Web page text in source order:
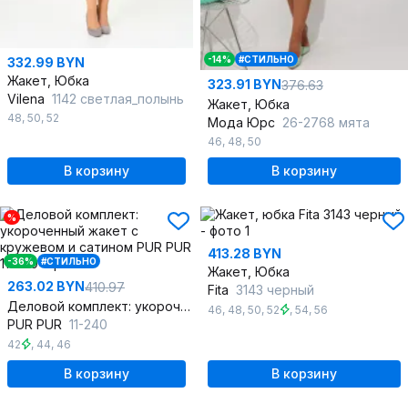
332.99 BYN
Жакет, Юбка
Vilena 1142 светлая_полынь
48, 50, 52
В корзину
-14% #СТИЛЬНО
323.91 BYN376.63
Жакет, Юбка
Мода Юрс 26-2768 мята
46, 48, 50
В корзину
%
-36% #СТИЛЬНО
263.02 BYN410.97
Деловой комплект: укороченный жакет с кружевом и сатином
PUR PUR 11-240
42 , 44, 46
В корзину
413.28 BYN
Жакет, Юбка
Fita 3143 черный
46, 48, 50, 52 , 54, 56
В корзину